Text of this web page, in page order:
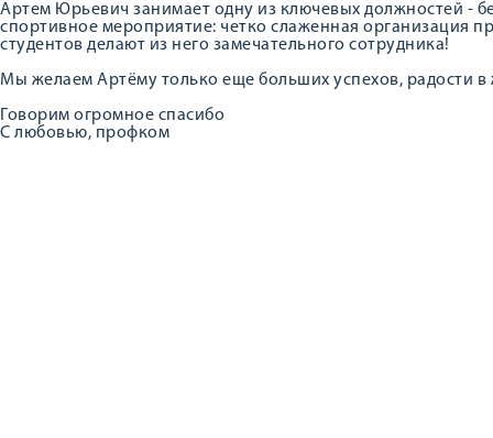
Артем Юрьевич занимает одну из ключевых должностей -
спортивное мероприятие: четко слаженная организация
студентов делают из него замечательного сотрудника!
Мы желаем Артёму только еще больших успехов, радости
Говорим огромное спасибо
С любовью, профком